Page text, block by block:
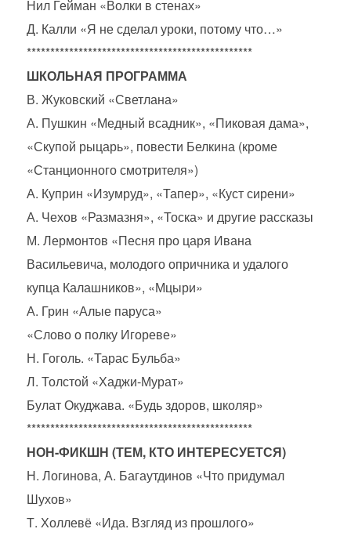
Нил Гейман «Волки в стенах»
Д. Калли «Я не сделал уроки, потому что…»
************************************************
ШКОЛЬНАЯ ПРОГРАММА
В. Жуковский «Светлана»
А. Пушкин «Медный всадник», «Пиковая дама»,
«Скупой рыцарь», повести Белкина (кроме
«Станционного смотрителя»)
А. Куприн «Изумруд», «Тапер», «Куст сирени»
А. Чехов «Размазня», «Тоска» и другие рассказы
М. Лермонтов «Песня про царя Ивана
Васильевича, молодого опричника и удалого
купца Калашников», «Мцыри»
А. Грин «Алые паруса»
«Слово о полку Игореве»
Н. Гоголь. «Тарас Бульба»
Л. Толстой «Хаджи-Мурат»
Булат Окуджава. «Будь здоров, школяр»
************************************************
НОН-ФИКШН (ТЕМ, КТО ИНТЕРЕСУЕТСЯ)
Н. Логинова, А. Багаутдинов «Что придумал
Шухов»
Т. Холлевё «Ида. Взгляд из прошлого»